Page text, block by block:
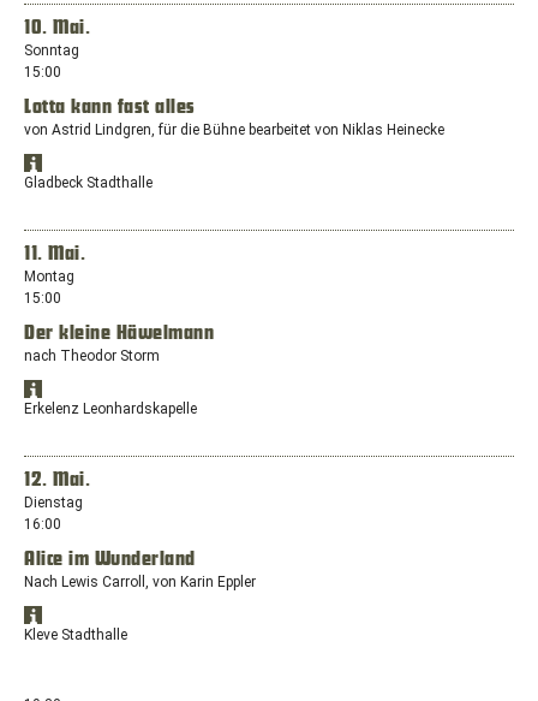
anzeigen
in
einem
neuen
mit
dem
Standort:
Zeppelinstr.
10. Mai.
Sonntag
15:00
Lotta kann fast alles
von Astrid Lindgren, für die Bühne bearbeitet von Niklas Heinecke
Standort
in
anzeigen
Öffnet
in
einem
neuen
mit
dem
Standort:
Friedrichstr.
Gladbeck Stadthalle
11. Mai.
Montag
15:00
Der kleine Häwelmann
nach Theodor Storm
Standort
in
anzeigen
Öffnet
in
einem
neuen
mit
dem
Standort:
Gasthausstraße
Erkelenz Leonhardskapelle
12. Mai.
Dienstag
16:00
Alice im Wunderland
Nach Lewis Carroll, von Karin Eppler
Standort
in
Öffnet
Kleve Stadthalle